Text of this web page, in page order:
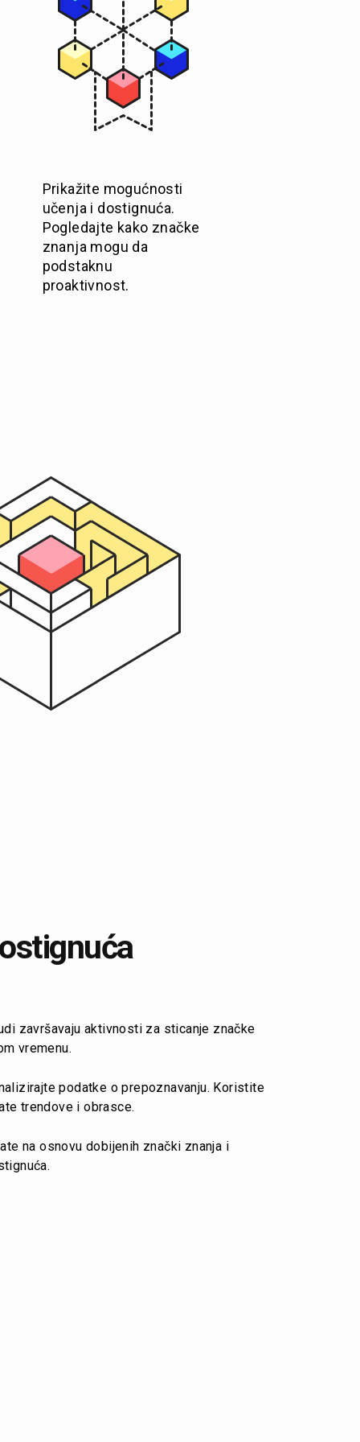
Prikažite mogućnosti
učenja i dostignuća.
Pogledajte kako značke
znanja mogu da
podstaknu
proaktivnost.
završavaju aktivnosti za sticanje značke
vremenu.
podatke o prepoznavanju. Koristite
trendove i obrasce.
na osnovu dobijenih znački znanja i